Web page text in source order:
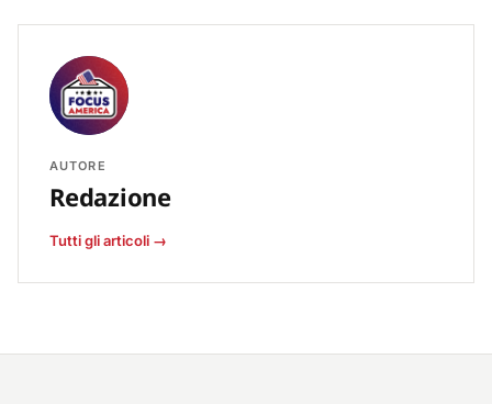
AUTORE
Redazione
Tutti gli articoli →